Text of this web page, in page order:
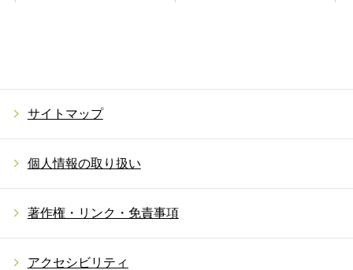
サイトマップ
個人情報の取り扱い
著作権・リンク・免責事項
アクセシビリティ